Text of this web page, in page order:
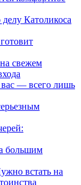
Католикоса
свежем
вас — всего лишь
большим
встать на